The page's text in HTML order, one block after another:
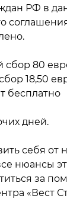
РФ в
сбор 80
18,50
бесплатно
дней.
себя от
нюансы
за
«Вест